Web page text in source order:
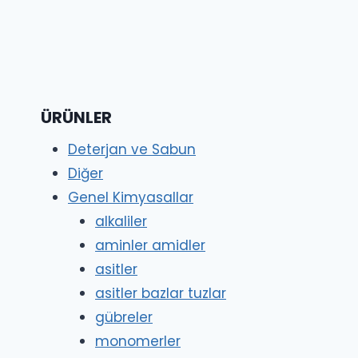
ÜRÜNLER
Deterjan ve Sabun
Diğer
Genel Kimyasallar
alkaliler
aminler amidler
asitler
asitler bazlar tuzlar
gübreler
monomerler